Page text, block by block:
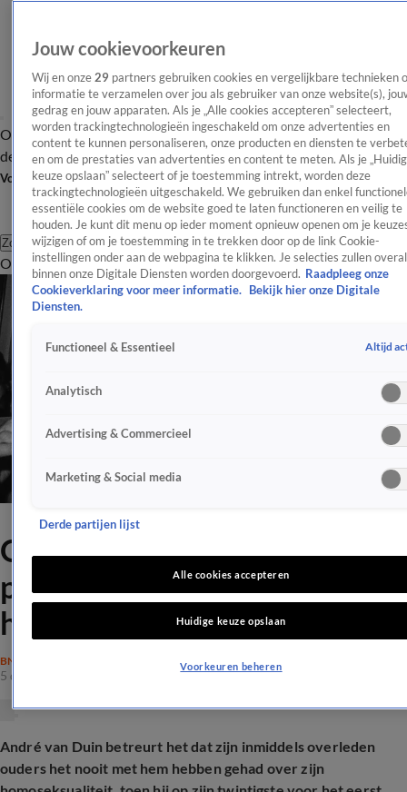
OverzichtAfleveringen Entertainment TV Algemeen
Tip
de redactieNieuwsbrief
Volg Shownieuws
Zoeken
OverzichtEntertainmentSpraakmakendRealityCrimeVideo's
Ouders André van Duin
praatten nooit over zijn
homoseksualiteit
BN'ERS
5 dec 2025, 17:16
André van Duin betreurt het dat zijn inmiddels overleden
ouders het nooit met hem hebben gehad over zijn
Jouw cookievoorkeuren
Wij en onze 29 partners gebruiken cookies en vergelijkbare technieken
informatie te verzamelen over jou als gebruiker van onze website(s),
gedrag en jouw apparaten. Als je „Alle cookies accepteren” selecteert,
worden trackingtechnologieën ingeschakeld om onze advertenties en
content te kunnen personaliseren, onze producten en diensten te
en om de prestaties van advertenties en content te meten. Als je
keuze opslaan” selecteert of je toestemming intrekt, worden deze
trackingtechnologieën uitgeschakeld. We gebruiken dan enkel
essentiële cookies om de website goed te laten functioneren en veilig te
houden. Je kunt dit menu op ieder moment opnieuw openen om je
wijzigen of om je toestemming in te trekken door op de link Cookie-
instellingen onder aan de webpagina te klikken. Je selecties zullen overal
binnen onze Digitale Diensten worden doorgevoerd. Raadpleeg onze
Cookieverklaring voor meer informatie.
Bekijk hier onze Digitale
Diensten.
Functioneel & Essentieel Altijd
Analytisch
Advertising & Commercieel
Marketing & Social media
Derde partijen lijst
Alle cookies accepteren
Huidige keuze opslaan
Voorkeuren beheren